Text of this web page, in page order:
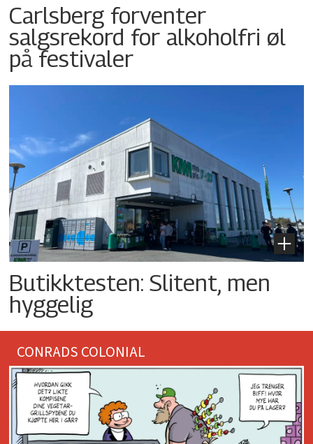
Carlsberg forventer
salgsrekord for alkoholfri øl
på festivaler
Butikktesten: Slitent, men
hyggelig
CONRADS COLONIAL